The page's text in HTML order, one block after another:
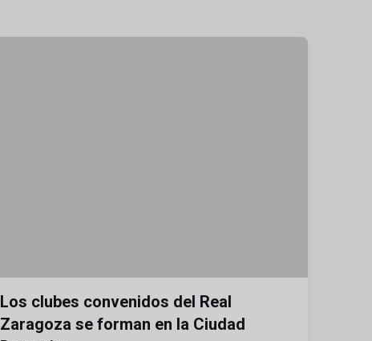
Los clubes convenidos del Real
Zaragoza se forman en la Ciudad